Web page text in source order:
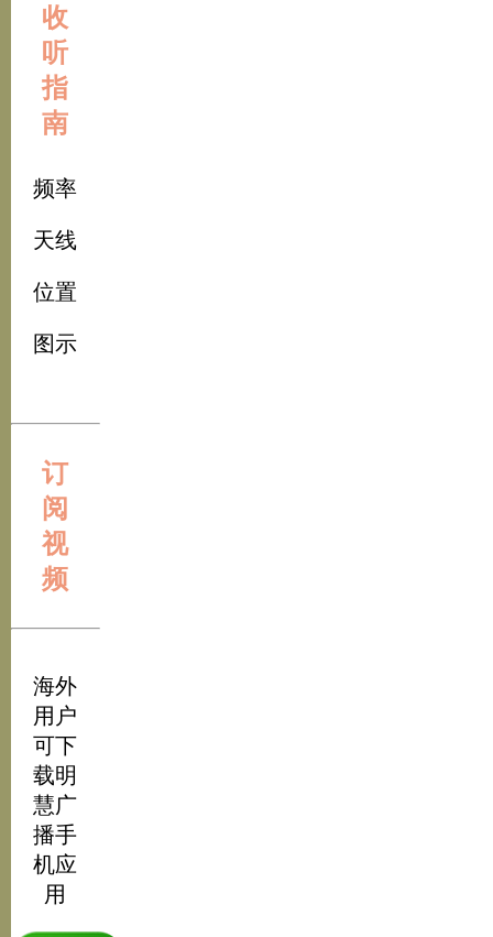
收
听
指
南
频率
天线
位置
图示
订
阅
视
频
海外
用户
可下
载明
慧广
播手
机应
用